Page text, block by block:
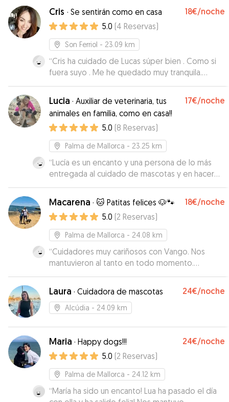
Cris · Se sentirán como en casa 18€/noche
5.0 (4 Reservas)
Son Ferriol - 23.09 km
“Cris ha cuidado de Lucas súper bien . Como si
fuera suyo . Me he quedado muy tranquila.
Gracias !!!”
Lucia · Auxiliar de veterinaria, tus
animales en familia, como en casa!!
17€/noche
5.0 (8 Reservas)
Palma de Mallorca - 23.25 km
“Lucía es un encanto y una persona de lo más
entregada al cuidado de mascotas y en hacer
que tanto ellas como los dueños se sientan muy
tranquilos y a gusto con la estancia en su casa. El
espacio del que disponen tanto interior como
exterior es perfecto, y Ragnar, su perro, muy
bueno y amigable. Suki se lo ha pasado en
grande jugando con él. Y ha sido un miembro
más de su hermosa familia durante su estancia
con ellos. Repetiremos sin dudarlo!”
Macarena · 🐱 Patitas felices 🐶🐾 18€/noche
5.0 (2 Reservas)
Palma de Mallorca - 24.08 km
“Cuidadores muy cariñosos con Vango. Nos
mantuvieron al tanto en todo momento.
Repetiremos!”
Laura · Cuidadora de mascotas 24€/noche
Alcúdia - 24.09 km
Maria · Happy dogs!!! 24€/noche
5.0 (2 Reservas)
Palma de Mallorca - 24.12 km
“María ha sido un encanto! Lua ha pasado el día